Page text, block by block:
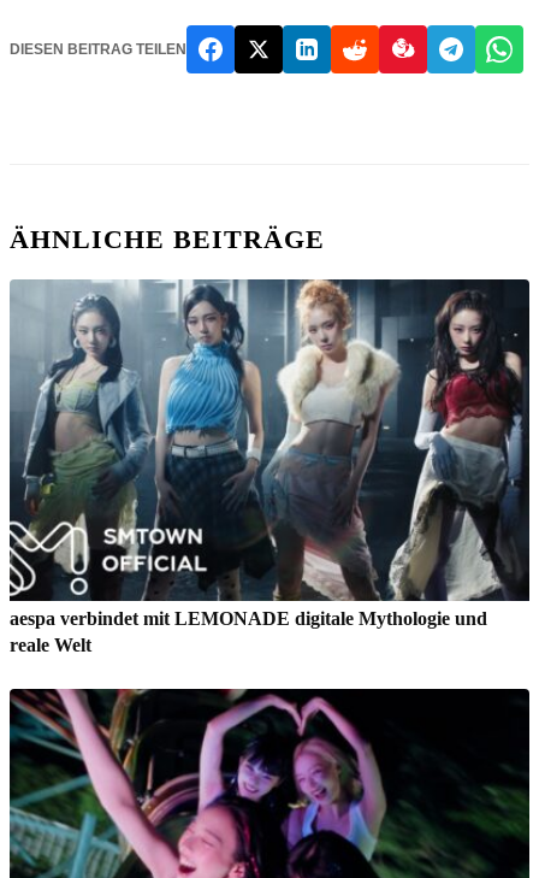
DIESEN BEITRAG TEILEN
ÄHNLICHE BEITRÄGE
aespa verbindet mit LEMONADE digitale Mythologie und
reale Welt